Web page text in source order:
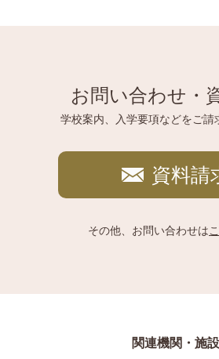
お問い合わせ・
学校案内、入学要項などをご請
資料請
その他、お問い合わせは
関連機関・施設